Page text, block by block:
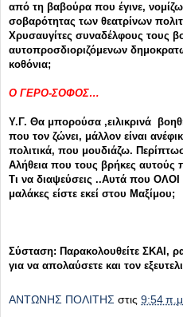
από τη βαβούρα που έγινε,
σοβαρότητας των θεατρίνων
Χρυσαυγίτες συναδέλφους
αυτοπροσδιοριζόμενων
κοθόνια;
Ο ΓΕΡΟ-ΣΟΦΟΣ…
Υ.Γ. Θα μπορούσα ,ειλικρινά
που τον ζώνει, μάλλον είναι
πολιτικά, που μουδιάζω.
Αλήθεια που τους βρήκες αυτούς
Τι να διαψεύσεις ..Αυτά που
μαλάκες είστε εκεί στου Μαξίμου;
Σύσταση: Παρακολουθείτε ΣΚΑΙ,
για να απολαύσετε και τον
ΑΝΤΩΝΗΣ ΠΟΛΙΤΗΣ στις 9:54 π.μ.